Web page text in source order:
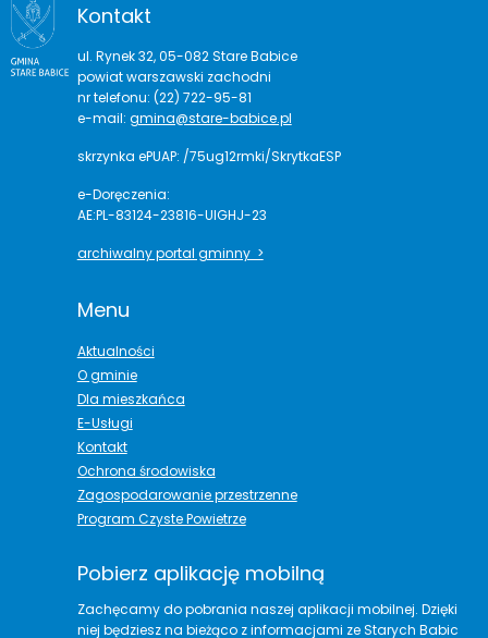
Kontakt
ul. Rynek 32, 05-082 Stare Babice
powiat warszawski zachodni
nr telefonu: (22) 722-95-81
e-mail: gmina@stare-babice.pl
skrzynka ePUAP: /75ug12rmki/SkrytkaESP
e-Doręczenia:
AE:PL-83124-23816-UIGHJ-23
archiwalny portal gminny >
Menu
Aktualności
O gminie
Dla mieszkańca
E-Usługi
Kontakt
Ochrona środowiska
Zagospodarowanie przestrzenne
Program Czyste Powietrze
Pobierz aplikację mobilną
Zachęcamy do pobrania naszej aplikacji mobilnej. Dzięki
niej będziesz na bieżąco z informacjami ze Starych Babic